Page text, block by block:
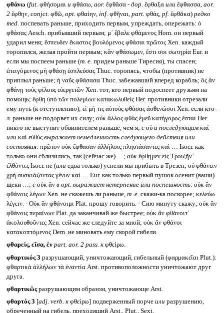
φθάνω (fut. φθήσομαι и φθάσω, aor. ἔφθᾰσα - дор. ἔφθαξα или ἔφθασσα, aor.
2ἔφθην, conjct. φθῶ, opt. φθαίην, inf. φθῆναι, part. φθάς, pf. ἔφθᾰκα)редко
med. поспевать раньше, приходить первым, упреждать, опережать: ὁ
φθάσας Aesch. прибывший первым; μ᾽ ἔβαλε φθάμενος Hom. он первый
ударил меня; ἔσπευδεν ἕκαστος βουλόμενος φθάσαι πρῶτος Xen. каждый
торопился, желая пройти первым; κἂν φθάσωμεν, ἔστι σοι σωτηρία Eur. и
если мы поспеем раньше (т. е. придем раньше Тиресия), ты спасен;
ἐπειγόμενος μὴ φθάσῃ ἐσπλεύσας Thuc. торопясь, чтобы (противник) не
приплыл раньше; ἡ ναῦς φθάσασα Thuc. забежавший вперед корабль; ὃς ἂν
φθάνῃ τοὺς φίλους εὐεργετῶν Xen. тот, кто первый подоспеет друзьям на
помощь; ἔφθη ὑπὸ τῶν πολεμίων κατακωλυθείς Her. противники отрезали
ему путь (к отступлению); εἰ μή τις αὐτοὺς φθάσας ἀσθενώσοι Xen. если кто-
л. раньше не подорвет их силу; οὐκ ἄλλος φθὰς ἐμεῦ κατήγορος ἔσται Her.
никто не выступит обвинителем раньше, чем я; сοὐ и последующимκαί
или καὶ εὐθύς выражает немедленность следующего действия или
состояния: πρῶτον οὐκ ἔφθασαν ἀλλήλοις πλησιάσαντες καὶ … Isocr. как
только они сблизились, так (сейчас же) …; οὐκ ἔφθημεν εἰς Τροιζῆν᾽
ἐλθόντες Isocr. не (или едва только) успели мы прибыть в Трезен; οὐ φθάνειν
χρὴ συσκιάζοντας γένυν καί … Eur. как только первый пушок осенит (ваши)
щеки …; сοὐκ ἄν в opt. выражает нетерпение или поспешность: οὐκ ἂν
φθάνοις λέγων Xen. не скажешь ли раньше, т. е. скажи-ка поскорее; κελεύω
λέγειν. - Οὐκ ἂν φθάνοιμι Plat. прошу говорить. - Сию минуту скажу; οὐκ ἂν
φθάνοις περαίνων Plat. да заканчивай же быстрее; οὐκ ἂν φθάνοιτ᾽
ἀκολουθοῦντες Xen. сейчас же следуйте за мной; οὐκ ἂν φθάνοι
κατακοπτόμενος Dem. не миновать ему скорой гибели.
φθαρείς, εῖσα, έν part. aor. 2 pass. кφθείρω.
φθαρτικός 3 разрушающий, уничтожающий, гибельный (φαρμακεῖαι Plut.):
φθαρτικὰ ἀλλήλων τὰ ἐναντία Arst. противоположности уничтожают друг
друга.
φθαρτικῶςразрушающим образом, уничтожающе Arst.
φθαρτός 3 [adj. verb. кφθείρω] подверженный порче или разрушению,
обреченный на гибель, преходящий Arst., Plut., Sext.